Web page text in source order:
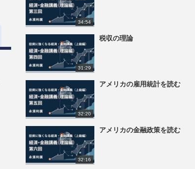
34:54
31:29
税収の理論
32:20
アメリカの雇用統計を読む
32:16
アメリカの金融政策を読む